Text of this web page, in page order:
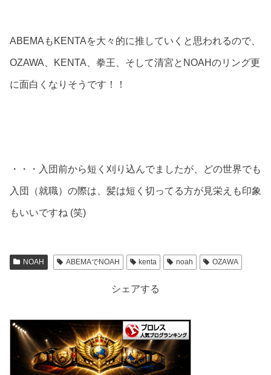
ABEMAもKENTAを大々的に推していくと思われるので、
OZAWA、KENTA、拳王、そして清宮とNOAHのリング更
に面白くなりそうです！！
・・・入団前から短く刈り込んでましたが、どの世界でも
入団（就職）の際は、髪は短く切ってる方が見栄えも印象
もいいですね (笑)
NOAH ABEMAでNOAH kenta noah OZAWA
シェアする